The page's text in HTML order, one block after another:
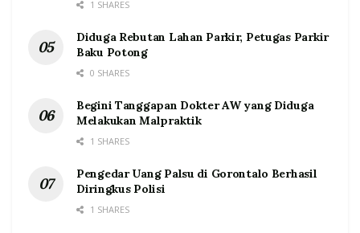
1 SHARES
Diduga Rebutan Lahan Parkir, Petugas Parkir
Baku Potong
0 SHARES
Begini Tanggapan Dokter AW yang Diduga
Melakukan Malpraktik
1 SHARES
Pengedar Uang Palsu di Gorontalo Berhasil
Diringkus Polisi
1 SHARES